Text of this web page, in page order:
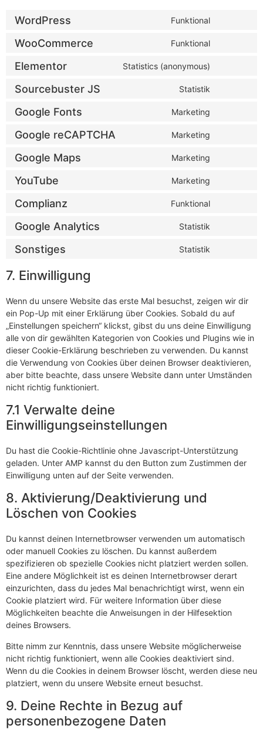
WordPress Funktional
WooCommerce Funktional
Elementor Statistics (anonymous)
Sourcebuster JS Statistik
Google Fonts Marketing
Google reCAPTCHA Marketing
Google Maps Marketing
YouTube Marketing
Complianz Funktional
Google Analytics Statistik
Sonstiges Statistik
7. Einwilligung
Wenn du unsere Website das erste Mal besuchst, zeigen wir dir
ein Pop-Up mit einer Erklärung über Cookies. Sobald du auf
„Einstellungen speichern“ klickst, gibst du uns deine Einwilligung
alle von dir gewählten Kategorien von Cookies und Plugins wie in
dieser Cookie-Erklärung beschrieben zu verwenden. Du kannst
die Verwendung von Cookies über deinen Browser deaktivieren,
aber bitte beachte, dass unsere Website dann unter Umständen
nicht richtig funktioniert.
7.1 Verwalte deine
Einwilligungseinstellungen
Du hast die Cookie-Richtlinie ohne Javascript-Unterstützung
geladen. Unter AMP kannst du den Button zum Zustimmen der
Einwilligung unten auf der Seite verwenden.
8. Aktivierung/Deaktivierung und
Löschen von Cookies
Du kannst deinen Internetbrowser verwenden um automatisch
oder manuell Cookies zu löschen. Du kannst außerdem
spezifizieren ob spezielle Cookies nicht platziert werden sollen.
Eine andere Möglichkeit ist es deinen Internetbrowser derart
einzurichten, dass du jedes Mal benachrichtigt wirst, wenn ein
Cookie platziert wird. Für weitere Information über diese
Möglichkeiten beachte die Anweisungen in der Hilfesektion
deines Browsers.
Bitte nimm zur Kenntnis, dass unsere Website möglicherweise
nicht richtig funktioniert, wenn alle Cookies deaktiviert sind.
Wenn du die Cookies in deinem Browser löscht, werden diese neu
platziert, wenn du unsere Website erneut besuchst.
9. Deine Rechte in Bezug auf
personenbezogene Daten